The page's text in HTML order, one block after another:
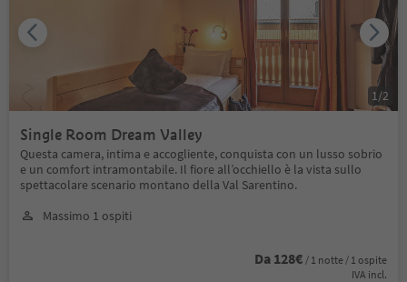
Single Room Dream Valley
Questa camera, intima e accogliente, conquista con un lusso sobrio
e un comfort intramontabile. Il fiore all’occhiello è la vista sullo
spettacolare scenario montano della Val Sarentino.
Massimo 1 ospiti
Da 128€ / 1 notte / 1 ospite
IVA incl.
1 /2